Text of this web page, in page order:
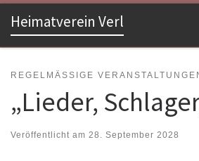
Zum Inhalt springen
Heimatverein Verl
REGELMÄSSIGE
„Lieder,
Veröffentlicht am 28. September 2028